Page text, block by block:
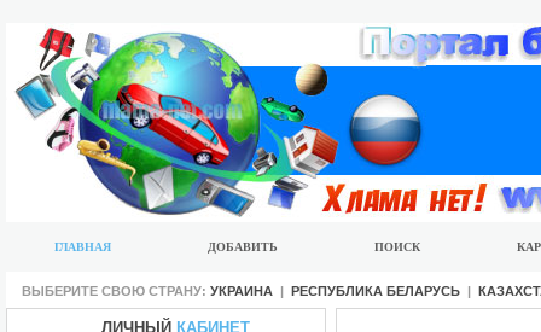
ГЛАВНАЯ ДОБАВИТЬ ПОИСК
ВЫБЕРИТЕ СВОЮ СТРАНУ: УКРАИНА | РЕСПУБЛИКА БЕЛАРУСЬ |
ЛИЧНЫЙ КАБИНЕТ